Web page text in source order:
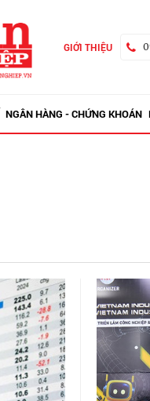
GIỚI THIỆU
NGÂN HÀNG - CHỨNG KHOÁN